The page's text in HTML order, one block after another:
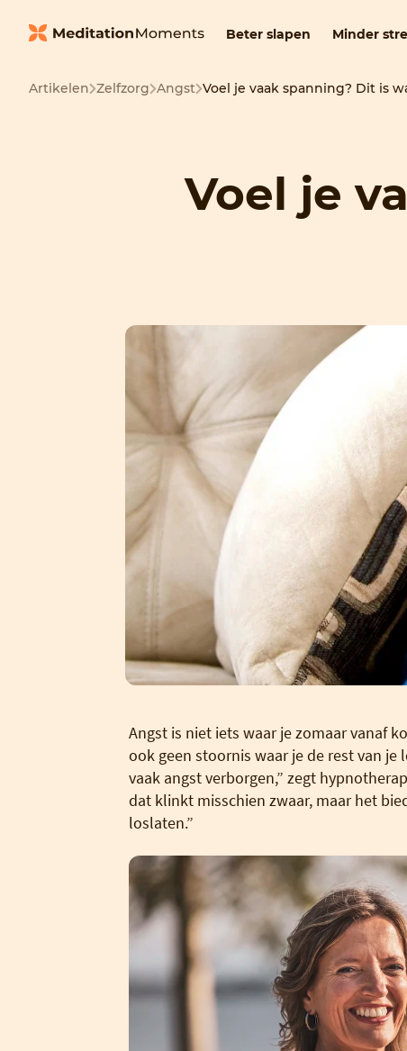
Beter slapen Minder
Artikelen Zelfzorg Angst Voel je vaak spanning? Dit is
Voel je
Angst is niet iets waar je zomaar vanaf
ook geen stoornis waar je de rest van
vaak angst verborgen,” zegt
dat klinkt misschien zwaar, maar het
loslaten.”